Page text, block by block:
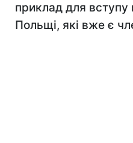
приклад для вступу
Польщі, які вже є